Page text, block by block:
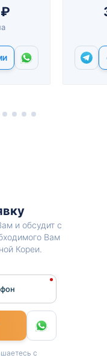
и обсудит с
Вам
Кореи.
с